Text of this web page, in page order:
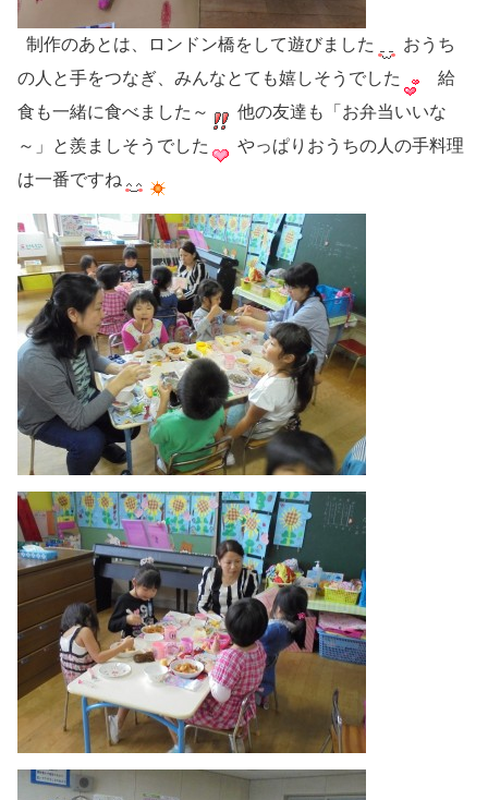
制作のあとは、ロンドン橋をして遊びました
おうち
の人と手をつなぎ、みんなとても嬉しそうでした
給
食も一緒に食べました～
他の友達も「お弁当いいな
～」と羨ましそうでした
やっぱりおうちの人の手料理
は一番ですね